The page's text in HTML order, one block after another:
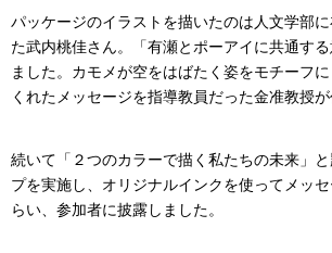
パッケージのイラストを描いたのは人文学部
た武内桃佳さん。「有瀬とポーアイに共通す
ました。カモメが空をはばたく姿をモチーフ
くれたメッセージを指導教員だった金准教授が
続いて「２つのカラーで描く私たちの未来」
プを実施し、オリジナルインクを使ってメッ
らい、参加者に披露しました。